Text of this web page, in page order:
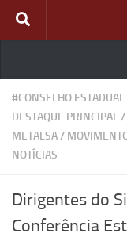
Skip to content
#CONSELHO
DESTAQUE PRINCIPAL/
METALSA/
NOTÍCIAS
Dirigentes do
Conferência